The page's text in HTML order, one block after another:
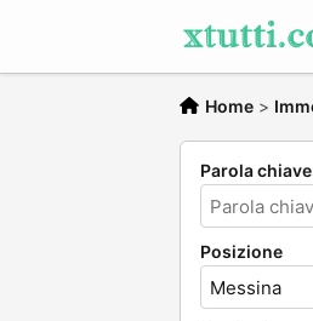
Home >
Parola chiave
Posizione